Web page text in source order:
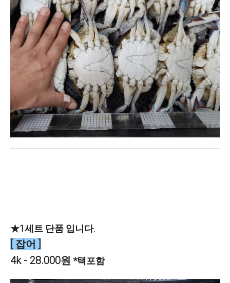
★1세트 단품 입니다.
[ 잡어 ]
4k - 28.000원 *택포함